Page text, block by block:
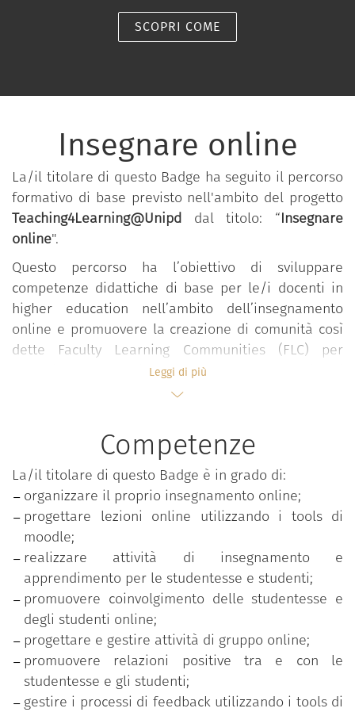
SCOPRI COME
Insegnare online
La/il titolare di questo Badge ha seguito il percorso
formativo di base previsto nell'ambito del progetto
Teaching4Learning@Unipd dal titolo: “Insegnare
online".
Questo percorso ha l’obiettivo di sviluppare
competenze didattiche di base per le/i docenti in
higher education nell’ambito dell’insegnamento
online e promuovere la creazione di comunità così
dette Faculty Learning Communities (FLC) per
condividere esperienze di buone prassi di
insegnamento online e di innovazione didattica.
componenti della FLC dovranno riuscire a
supportarsi vicendevolmente nelle pratiche di
insegnamento:
sperimentando e scoprendo insieme nuove
strategie di didattiche online per coinvolgere
le studentesse e gli studenti ed incoraggiarle/i
a partecipare in modo attivo e consapevole
alle attività didattiche;
de-privatizzando lentamente i propri
insegnamenti;
incrementando progressivamente la
numerosità del FLC mediante il coinvolgimento
di altre colleghe e di altri colleghi.
Leggi di più
Competenze
La/il titolare di questo Badge è in grado di:
organizzare il proprio insegnamento online;
progettare lezioni online utilizzando i tools di
moodle;
realizzare attività di insegnamento e
apprendimento per le studentesse e studenti;
promuovere coinvolgimento delle studentesse e
degli studenti online;
progettare e gestire attività di gruppo online;
promuovere relazioni positive tra e con le
studentesse e gli studenti;
gestire i processi di feedback utilizzando i tools di